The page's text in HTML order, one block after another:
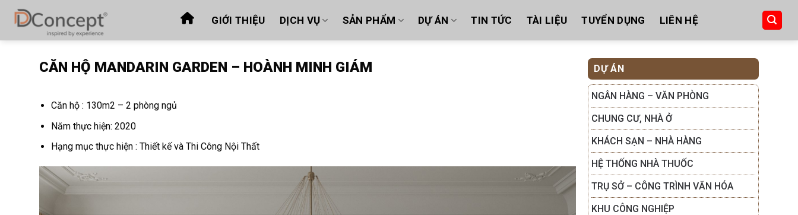
Skip
GIỚI THIỆU DỊCH VỤ SẢN PHẨM DỰ ÁN TIN TỨC TÀI LIỆU TUYỂN DỤNG LIÊN HỆ
CĂN HỘ MANDARIN GARDEN – HOÀNH MINH GIÁM
Căn hộ : 130m2 – 2 phòng ngủ
Năm thực hiện: 2020
Hạng mục thực hiện : Thiết kế và Thi Công Nội Thất
DỰ ÁN
NGÂN HÀNG – VĂN PHÒNG
CHUNG CƯ, NHÀ Ở
KHÁCH SẠN – NHÀ HÀNG
HỆ THỐNG NHÀ THUỐC
TRỤ SỞ – CÔNG TRÌNH VĂN HÓA
KHU CÔNG NGHIỆP